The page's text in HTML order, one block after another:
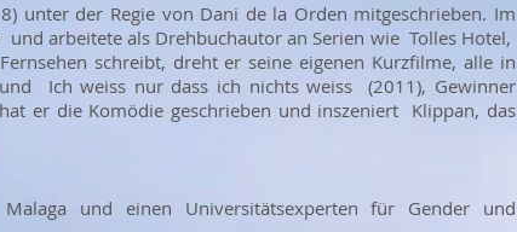
unter der Regie von Dani de la Orden mitgeschrieben. Im
arbeitete als Drehbuchautor an Serien wie Tolles Hotel,
schreibt, dreht er seine eigenen Kurzfilme, alle in
Ich weiss nur dass ich nichts weiss (2011), Gewinner
er die Komödie geschrieben und inszeniert Klippan, das
und einen Universitätsexperten für Gender und